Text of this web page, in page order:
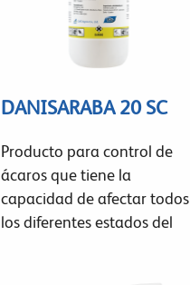
DANISARABA 20 SC
Producto para control de
ácaros que tiene la
capacidad de afectar todos
los diferentes estados del